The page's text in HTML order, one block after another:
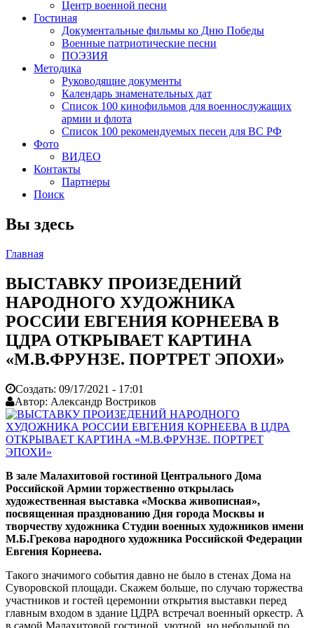
Центр военной песни
Гостиная
Документальные фильмы ко Дню Победы
Военные патриотические песни
ПОЭЗИЯ
Методика
Руководящие документы
Календарь знаменательных дат
Список 100 кинофильмов для военнослужащих
армии и флота
Список 100 рекомендуемых песен для ВС РФ
Фото
ВИДЕО
Контакты
Партнеры
Поиск
Вы здесь
Главная
ВЫСТАВКУ ПРОИЗЕДЕНИЙ
НАРОДНОГО ХУДОЖНИКА
РОССИИ ЕВГЕНИЯ КОРНЕЕВА В
ЦДРА ОТКРЫВАЕТ КАРТИНА
«М.В.ФРУНЗЕ. ПОРТРЕТ ЭПОХИ»
Создать: 09/17/2021 - 17:01
Автор: Александр Востриков
В зале Малахитовой гостиной Центрального Дома
Российской Армии торжественно открылась
художественная выставка «Москва живописная»,
посвященная празднованию Дня города Москвы и
творчеству художника Студии военных художников имени
М.Б.Грекова народного художника Российской Федерации
Евгения Корнеева.
Такого значимого события давно не было в стенах Дома на
Суворовской площади. Скажем больше, по случаю торжества
участников и гостей церемонии открытия выставки перед
главным входом в здание ЦДРА встречал военный оркестр. А
в самой Малахитовой гостиной, уютной, но небольшой по